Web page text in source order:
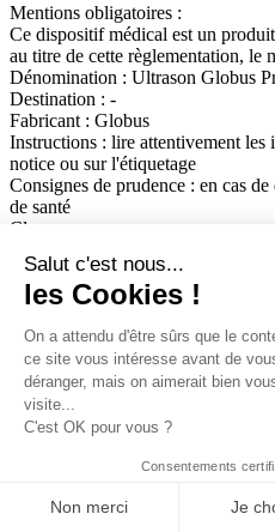
Mentions obligatoires :
Ce dispositif médical est un
au titre de cette règlementation, le
Dénomination : Ultrason Globus
Destination : -
Fabricant : Globus
Instructions : lire attentivement les
notice ou sur l'étiquetage
Consignes de prudence : en cas
de santé
Classe :
Nous avons trouvé d'autres
Nos avantages clients
Satisfaction
Salut c'est nous...
les Cookies !
On a attendu d'être sûrs que le
ce site vous intéresse avant de
déranger, mais on aimerait bien
visite...
C'est OK pour vous ?
Consentements
Non merci Je